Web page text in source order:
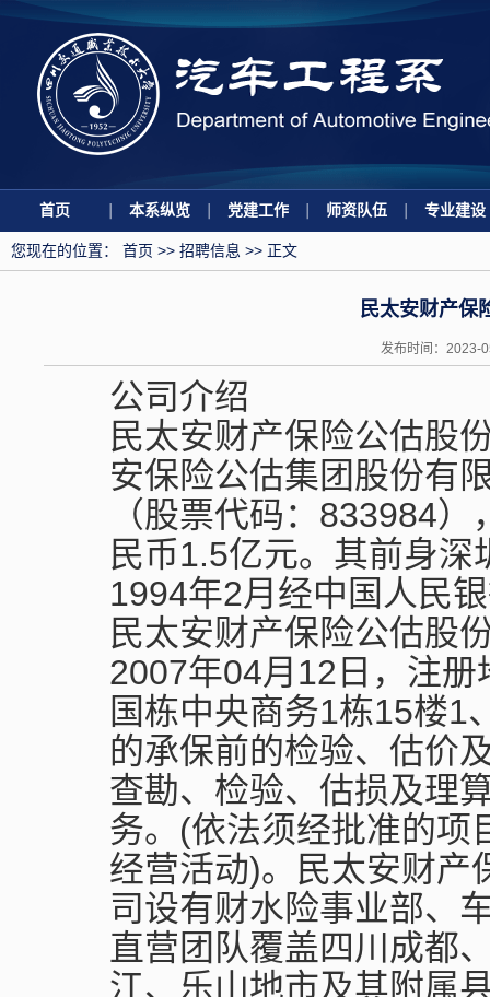
首页 本系纵览 党建工作 师资队伍 专业建设
您现在的位置： 首页 >> 招聘信息 >> 正文
民太安财产保
发布时间：2023-
公司介绍
民太安财产保险公估股
安保险公估集团股份有
（股票代码：833984
民币1.5亿元。其前身
1994年2月经中国人民
民太安财产保险公估股
2007年04月12日，注
国栋中央商务1栋15楼1
的承保前的检验、估价
查勘、检验、估损及理
务。(依法须经批准的项
经营活动)。民太安财产
司设有财水险事业部、
直营团队覆盖四川成都
江、乐山地市及其附属